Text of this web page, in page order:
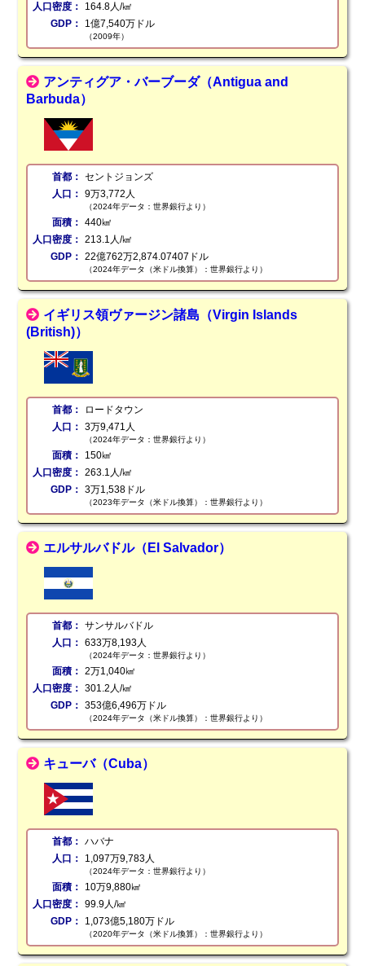
人口密度：
164.8人/㎢
GDP：
1億7,540万ドル
（2009年）
アンティグア・バーブーダ（Antigua and
Barbuda）
首都： セントジョンズ
人口： 9万3,772人
（2024年データ：世界銀行より）
面積： 440㎢
人口密度： 213.1人/㎢
GDP： 22億762万2,874.07407ドル
（2024年データ（米ドル換算）：世界銀行より）
イギリス領ヴァージン諸島（Virgin Islands
(British)）
首都：
ロードタウン
人口： 3万9,471人
（2024年データ：世界銀行より）
面積：
150㎢
人口密度： 263.1人/㎢
GDP： 3万1,538ドル
（2023年データ（米ドル換算）：世界銀行より）
エルサルバドル（El Salvador）
首都： サンサルバドル
人口： 633万8,193人
（2024年データ：世界銀行より）
面積： 2万1,040㎢
人口密度： 301.2人/㎢
GDP： 353億6,496万ドル
（2024年データ（米ドル換算）：世界銀行より）
キューバ（Cuba）
首都： ハバナ
人口：
1,097万9,783人
（2024年データ：世界銀行より）
面積：
10万9,880㎢
人口密度： 99.9人/㎢
GDP：
1,073億5,180万ドル
（2020年データ（米ドル換算）：世界銀行より）